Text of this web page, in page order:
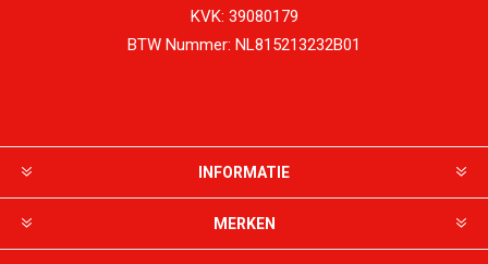
KVK: 39080179
BTW Nummer: NL815213232B01
INFORMATIE
MERKEN